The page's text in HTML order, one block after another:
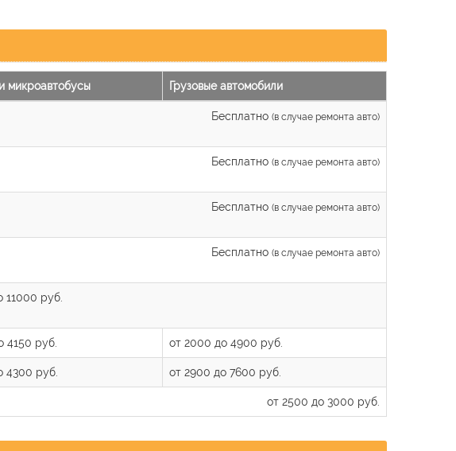
микроавтобусы Грузовые автомобили
Бесплатно (в случае ремонта авто)
Бесплатно (в случае ремонта авто)
Бесплатно (в случае ремонта авто)
Бесплатно (в случае ремонта авто)
11000 руб.
4150 руб. от 2000 до 4900 руб.
4300 руб. от 2900 до 7600 руб.
от 2500 до 3000 руб.